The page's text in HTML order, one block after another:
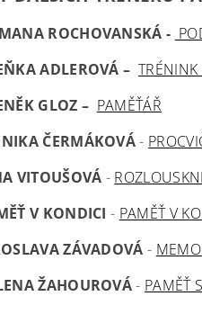
ROCHOVANSKÁ -
ADLEROVÁ – TRÉNINK
GLOZ – PAMĚŤÁŘ
ČERMÁKOVÁ-
VITOUŠOVÁ -
V KONDICI - PAMĚŤ V
ZÁVADOVÁ-
ŽAHOUROVÁ- PAMĚŤ